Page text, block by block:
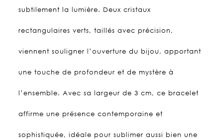
subtilement la lumière. Deux cristaux
rectangulaires verts, taillés avec précision,
viennent souligner l’ouverture du bijou, apportant
une touche de profondeur et de mystère à
l’ensemble. Avec sa largeur de 3 cm, ce bracelet
affirme une présence contemporaine et
sophistiquée, idéale pour sublimer aussi bien une